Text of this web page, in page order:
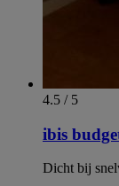
4.5 / 5
ibis
Dicht bij